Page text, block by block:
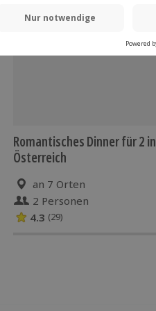
Romantisches Dinner für 2 in
Österreich
an 7 Orten
2 Personen
4.3 (29)